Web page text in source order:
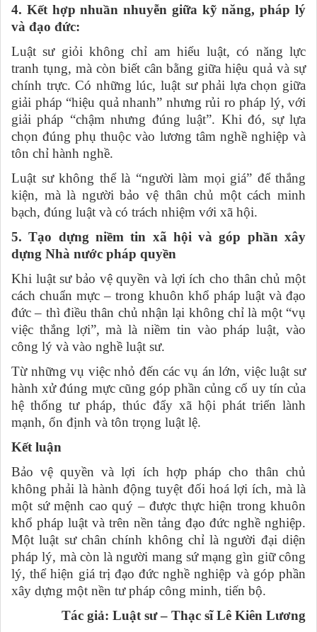
4. Kết hợp nhuần nhuyễn giữa kỹ năng, pháp lý
và đạo đức:
Luật sư giỏi không chỉ am hiểu luật, có năng lực
tranh tụng, mà còn biết cân bằng giữa hiệu quả và sự
chính trực. Có những lúc, luật sư phải lựa chọn giữa
giải pháp “hiệu quả nhanh” nhưng rủi ro pháp lý, với
giải pháp “chậm nhưng đúng luật”. Khi đó, sự lựa
chọn đúng phụ thuộc vào lương tâm nghề nghiệp và
tôn chỉ hành nghề.
Luật sư không thể là “người làm mọi giá” để thắng
kiện, mà là người bảo vệ thân chủ một cách minh
bạch, đúng luật và có trách nhiệm với xã hội.
5. Tạo dựng niềm tin xã hội và góp phần xây
dựng Nhà nước pháp quyền
Khi luật sư bảo vệ quyền và lợi ích cho thân chủ một
cách chuẩn mực – trong khuôn khổ pháp luật và đạo
đức – thì điều thân chủ nhận lại không chỉ là một “vụ
việc thắng lợi”, mà là niềm tin vào pháp luật, vào
công lý và vào nghề luật sư.
Từ những vụ việc nhỏ đến các vụ án lớn, việc luật sư
hành xử đúng mực cũng góp phần củng cố uy tín của
hệ thống tư pháp, thúc đẩy xã hội phát triển lành
mạnh, ổn định và tôn trọng luật lệ.
Kết luận
Bảo vệ quyền và lợi ích hợp pháp cho thân chủ
không phải là hành động tuyệt đối hoá lợi ích, mà là
một sứ mệnh cao quý – được thực hiện trong khuôn
khổ pháp luật và trên nền tảng đạo đức nghề nghiệp.
Một luật sư chân chính không chỉ là người đại diện
pháp lý, mà còn là người mang sứ mạng gìn giữ công
lý, thể hiện giá trị đạo đức nghề nghiệp và góp phần
xây dựng một nền tư pháp công minh, tiến bộ.
Tác giả: Luật sư – Thạc sĩLê Kiên Lương